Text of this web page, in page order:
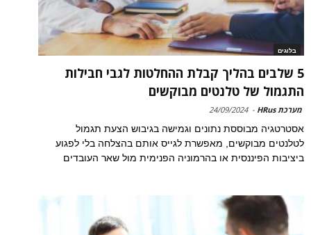
בלוגים
5 שלבים בהליך קבלת ההחלטות לגבי חבילות
התגמול של טלנטים מבוקשים
מערכת HRus -
24/09/2024
אסטרטגיה מבוססת נתונים וגמישה בגיבוש הצעת תגמול
לטלנטים מבוקשים, מאפשרת לגייס אותם בהצלחה בלי לפגוע
ביציבות הפיננסית או בהרמוניה הפנימית מול שאר העובדים